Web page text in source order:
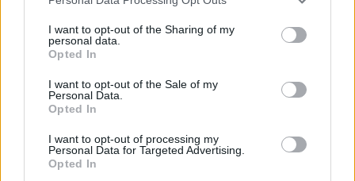
not limited to your visit or usage behaviour. You may click to
grant or deny consent to Google and its third-party tags to
use your data for below specified purposes in below Google
consent section.
I want to opt-out of the Sharing of my
personal data.
Opted In
I want to opt-out of the Sale of my
Personal Data.
Opted In
I want to opt-out of processing my
Personal Data for Targeted Advertising.
Opted In
κατέκτησε την Αθήνα